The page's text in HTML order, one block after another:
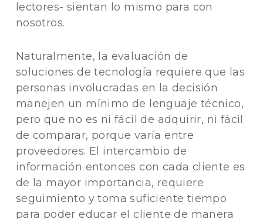
lectores- sientan lo mismo para con
nosotros.
Naturalmente, la evaluación de
soluciones de tecnología requiere que las
personas involucradas en la decisión
manejen un mínimo de lenguaje técnico,
pero que no es ni fácil de adquirir, ni fácil
de comparar, porque varía entre
proveedores. El intercambio de
información entonces con cada cliente es
de la mayor importancia, requiere
seguimiento y toma suficiente tiempo
para poder educar el cliente de manera